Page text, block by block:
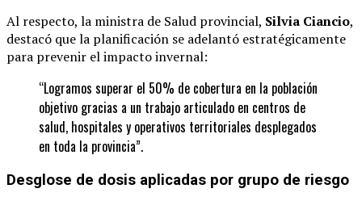
Al respecto, la ministra de Salud provincial, Silvia Ciancio,
destacó que la planificación se adelantó estratégicamente
para prevenir el impacto invernal:
“Logramos superar el 50% de cobertura en la población
objetivo gracias a un trabajo articulado en centros de
salud, hospitales y operativos territoriales desplegados
en toda la provincia”.
Desglose de dosis aplicadas por grupo de riesgo